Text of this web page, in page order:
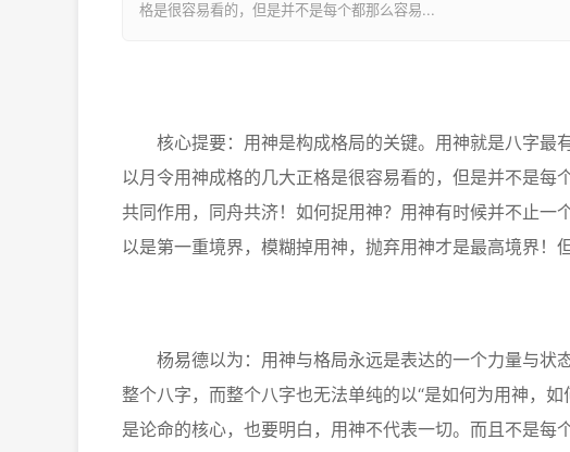
格是很容易看的，但是并不是每个都那么容易...
核心提要：用神是构成格局的关键。用神就是八字最
以月令用神成格的几大正格是很容易看的，但是并不是
共同作用，同舟共济！如何捉用神？用神有时候并不止
以是第一重境界，模糊掉用神，抛弃用神才是最高境界！
杨易德以为：用神与格局永远是表达的一个力量与状
整个八字，而整个八字也无法单纯的以“是如何为用神，
是论命的核心，也要明白，用神不代表一切。而且不是每